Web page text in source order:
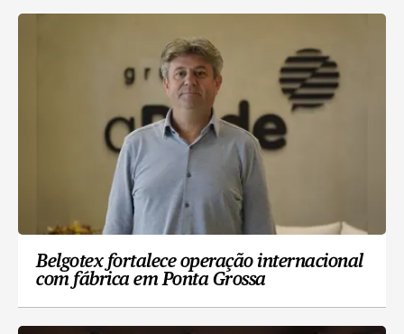
Belgotex fortalece operação internacional
com fábrica em Ponta Grossa